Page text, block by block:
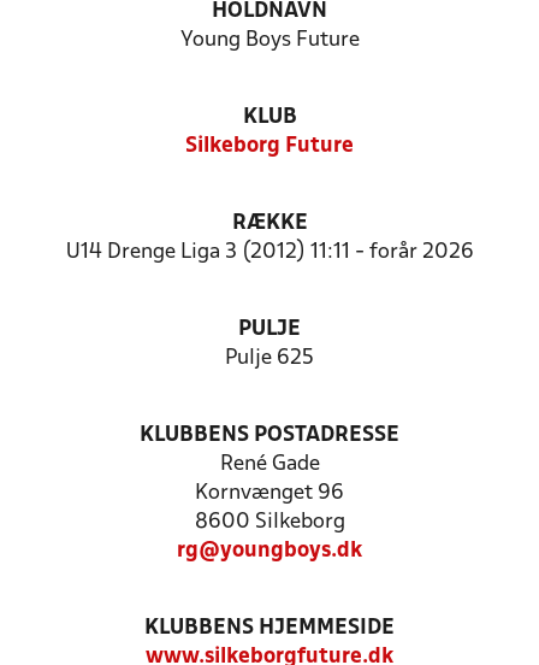
HOLDNAVN
Young Boys Future
KLUB
Silkeborg Future
RÆKKE
U14 Drenge Liga 3 (2012) 11:11 - forår 2026
PULJE
Pulje 625
KLUBBENS POSTADRESSE
René Gade
Kornvænget 96
8600 Silkeborg
rg@youngboys.dk
KLUBBENS HJEMMESIDE
www.silkeborgfuture.dk